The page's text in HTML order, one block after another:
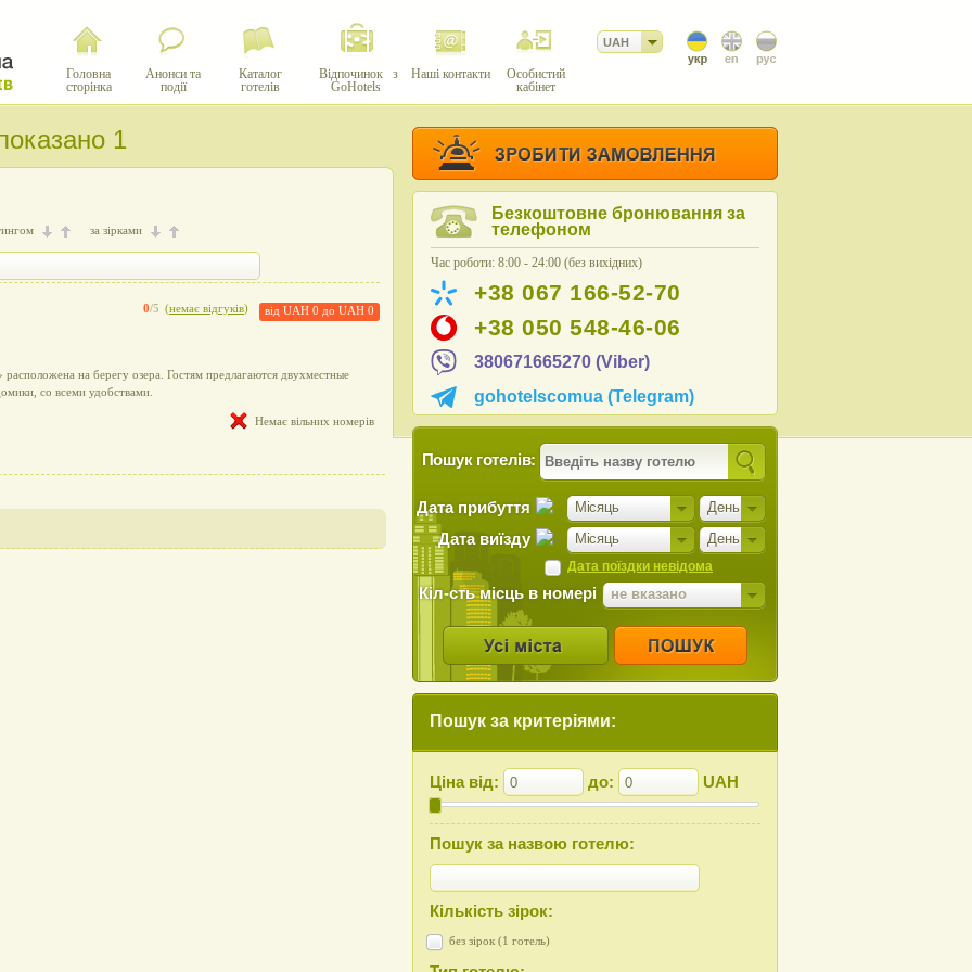
Головна
сторінка
Анонси та
події
Каталог
готелів
Відпочинок з
GoHotels
Наші контакти
Особистий
кабінет
UAH
1
за зірками
0/5 (немає відгуків) від UAH 0 до UAH 0
на берегу озера. Гостям предлагаются двухместные
со всеми удобствами.
Немає вільних номерів
Безкоштовне бронювання за
телефоном
Час роботи: 8:00 - 24:00 (без вихідних)
+38 067 166-52-70
+38 050 548-46-06
380671665270 (Viber)
gohotelscomua (Telegram)
Пошук готелів:
Місяць День
Дата прибуття
Місяць День
Дата виїзду
Дата поїздки невідома
Кіл-сть місць в номері не вказано
Пошук за критеріями:
Ціна від: до: UAH
Пошук за назвою готелю:
Кількість зірок:
без зірок (1 готель)